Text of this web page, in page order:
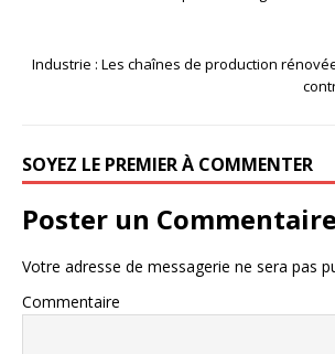
Industrie : Les chaînes de production
SOYEZ LE PREMIER À COMMENTER
Poster un Commentaire
Votre adresse de messagerie ne sera pas
Commentaire